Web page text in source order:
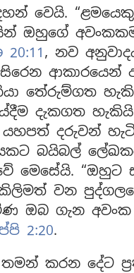
වෙයි.
ඔහුගේ
, නව
ආකාරයෙන්
තේරුම්ගත
දැකගත
දරුවන්
බයිබල්
මෙසේයි.
වන
ඔබ ගැන
2:20.
තමන් කරන දේට